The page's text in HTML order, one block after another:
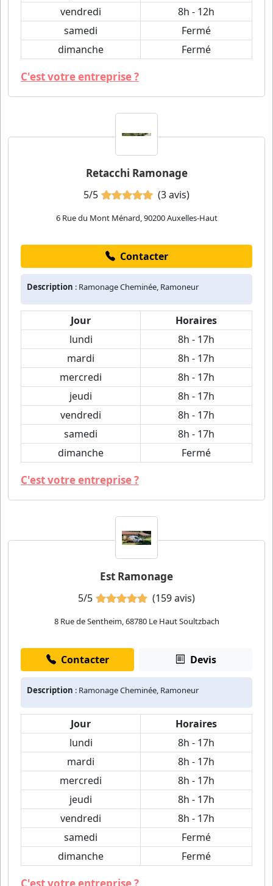
vendredi
8h - 12h
samedi
Fermé
dimanche
Fermé
C'est votre entreprise ?
Retacchi Ramonage
5/5 (3 avis)
6 Rue du Mont Ménard, 90200 Auxelles-Haut
Contacter
Description : Ramonage Cheminée, Ramoneur
Jour
Horaires
lundi
8h - 17h
mardi
8h - 17h
mercredi
8h - 17h
jeudi
8h - 17h
vendredi
8h - 17h
samedi
8h - 17h
dimanche
Fermé
C'est votre entreprise ?
Est Ramonage
5/5 (159 avis)
8 Rue de Sentheim, 68780 Le Haut Soultzbach
Contacter Devis
Description : Ramonage Cheminée, Ramoneur
Jour
Horaires
lundi
8h - 17h
mardi
8h - 17h
mercredi
8h - 17h
jeudi
8h - 17h
vendredi
8h - 17h
samedi
Fermé
dimanche
Fermé